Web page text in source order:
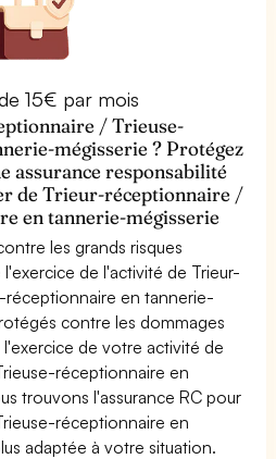
15€ par mois
/ Trieuse-
mégisserie ? Protégez
assurance responsabilité
de Trieur-réceptionnaire /
en tannerie-mégisserie
les grands risques
de l'activité de Trieur-
en tannerie-
contre les dommages
de votre activité de
réceptionnaire en
trouvons l'assurance RC pour
réceptionnaire en
adaptée à votre situation.